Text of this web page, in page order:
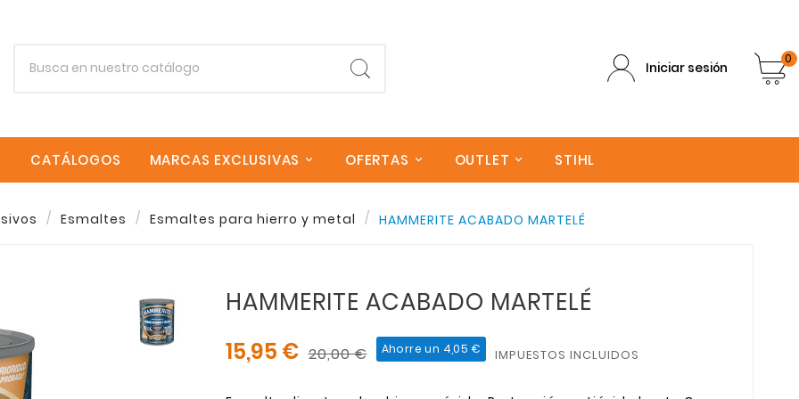
Iniciar sesión
0
CATÁLOGOS MARCAS EXCLUSIVAS OFERTAS OUTLET STIHL
Esmaltes Esmaltes para hierro y metal HAMMERITE ACABADO MARTELÉ
HAMMERITE ACABADO MARTELÉ
15,95 € 20,00 € Ahorre un 4,05 € IMPUESTOS INCLUIDOS
Empieza escribiendo lo que buscas.